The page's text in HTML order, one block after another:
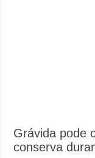
Grávida pode
conserva